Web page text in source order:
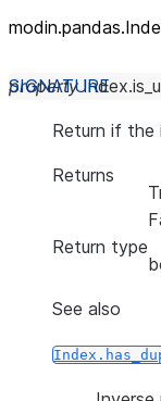
property Index.
Return if the
Returns
Return type
See also